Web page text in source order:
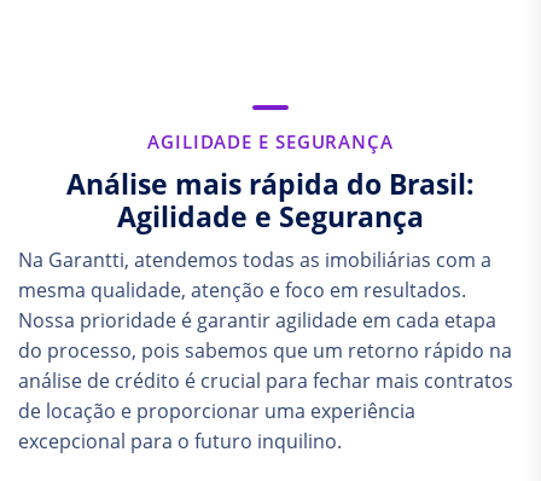
AGILIDADE E SEGURANÇA
Análise mais rápida do Brasil:
Agilidade e Segurança
Na Garantti, atendemos todas as imobiliárias com a
mesma qualidade, atenção e foco em resultados.
Nossa prioridade é garantir agilidade em cada etapa
do processo, pois sabemos que um retorno rápido na
análise de crédito é crucial para fechar mais contratos
de locação e proporcionar uma experiência
excepcional para o futuro inquilino.